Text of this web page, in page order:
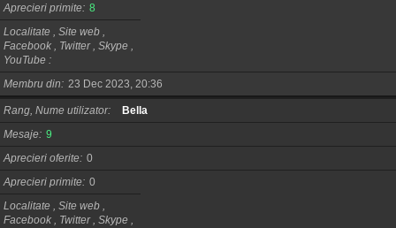
Aprecieri primite 8
Localitate , Site web ,
Facebook , Twitter , Skype ,
YouTube
Membru din
23 Dec 2023, 20:36
Rang, Nume utilizator
Bella
Mesaje 9
Aprecieri oferite 0
Aprecieri primite 0
Localitate , Site web ,
Facebook , Twitter , Skype ,